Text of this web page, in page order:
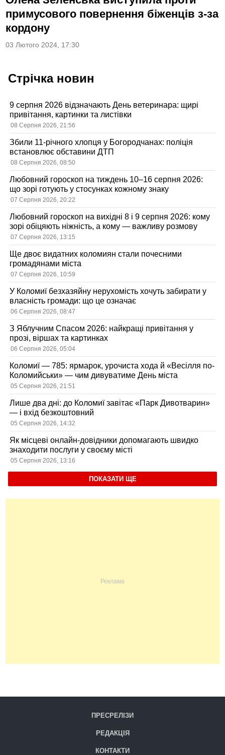
примусового повернення біженців з-за
кордону
03 Лютого 2024, 17:30
Стрічка новин
9 серпня 2026 відзначають День ветеринара: щирі
привітання, картинки та листівки
08 Серпня 2026, 21:56
Збили 11-річного хлопця у Богородчанах: поліція
встановлює обставини ДТП
08 Серпня 2026, 08:50
Любовний гороскоп на тиждень 10–16 серпня 2026:
що зорі готують у стосунках кожному знаку
07 Серпня 2026, 20:22
Любовний гороскоп на вихідні 8 і 9 серпня 2026: кому
зорі обіцяють ніжність, а кому — важливу розмову
07 Серпня 2026, 13:15
Ще двоє видатних коломиян стали почесними
громадянами міста
07 Серпня 2026, 10:59
У Коломиї безхазяйну нерухомість хочуть забирати у
власність громади: що це означає
06 Серпня 2026, 08:47
З Яблучним Спасом 2026: найкращі привітання у
прозі, віршах та картинках
06 Серпня 2026, 05:04
Коломиї — 785: ярмарок, урочиста хода й «Весілля по-
Коломийськи» — чим дивуватиме День міста
05 Серпня 2026, 21:51
Лише два дні: до Коломиї завітає «Парк Дивотварин»
— і вхід безкоштовний
05 Серпня 2026, 14:32
Як місцеві онлайн-довідники допомагають швидко
знаходити послуги у своєму місті
05 Серпня 2026, 13:16
ПОКАЗАТИ ЩЕ
ПРЕСРЕЛІЗИ
РЕДАКЦІЯ
КОНТАКТИ